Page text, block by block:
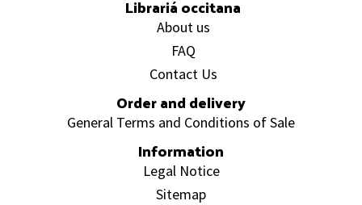
Librariá occitana
About us
FAQ
Contact Us
Order and delivery
General Terms and Conditions of Sale
Information
Legal Notice
Sitemap